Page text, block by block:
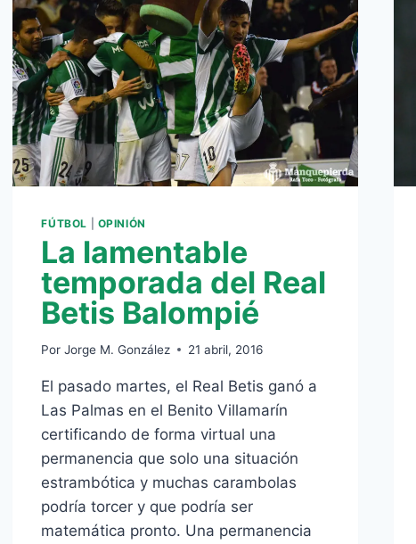
FÚTBOL OPINIÓN
La lamentable
temporada del Real
Betis Balompié
Por Jorge M. González 21 abril, 2016
El pasado martes, el Real Betis ganó a
Las Palmas en el Benito Villamarín
certificando de forma virtual una
permanencia que solo una situación
estrambótica y muchas carambolas
podría torcer y que podría ser
matemática pronto. Una permanencia